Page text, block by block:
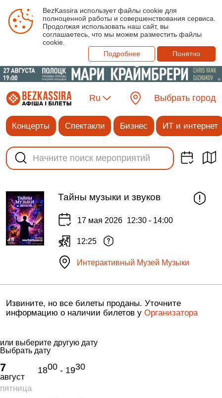
BezKassira использует файлы cookie для
полноценной работы и совершенствования сервиса.
Продолжая использовать наш сайт, вы
соглашаетесь, что мы можем разместить файлы
cookie.
Подробнее
Понятно
Ru Выбрать город
Концерты Спектакли Бизнес ИТ и интернет
Тайны музыки и звуков
17 мая 2026 12:30 - 14:00
12:25
Интерактивный Музей Музыки
Извините, но все билеты проданы. Уточните
информацию о наличии билетов у Организатора
или выберите другую дату
Выбрать дату
7
август
пятница
1800- 1930